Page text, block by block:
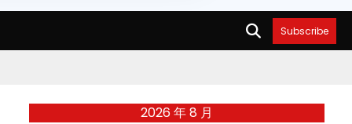
Subscribe
2026 年 8 月